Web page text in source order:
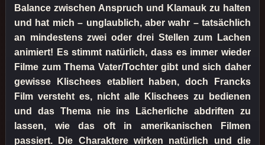
Balance zwischen Anspruch und Klamauk zu halten
und hat mich – unglaublich, aber wahr – tatsächlich
an mindestens zwei oder drei Stellen zum Lachen
animiert! Es stimmt natürlich, dass es immer wieder
Filme zum Thema Vater/Tochter gibt und sich daher
gewisse Klischees etabliert haben, doch Francks
Film versteht es, nicht alle Klischees zu bedienen
und das Thema nie ins Lächerliche abdriften zu
lassen, wie das oft in amerikanischen Filmen
passiert. Die Charaktere wirken natürlich und die